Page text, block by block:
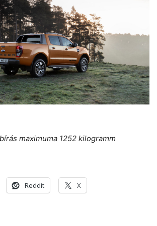
maximuma 1252 kilogramm
Reddit X